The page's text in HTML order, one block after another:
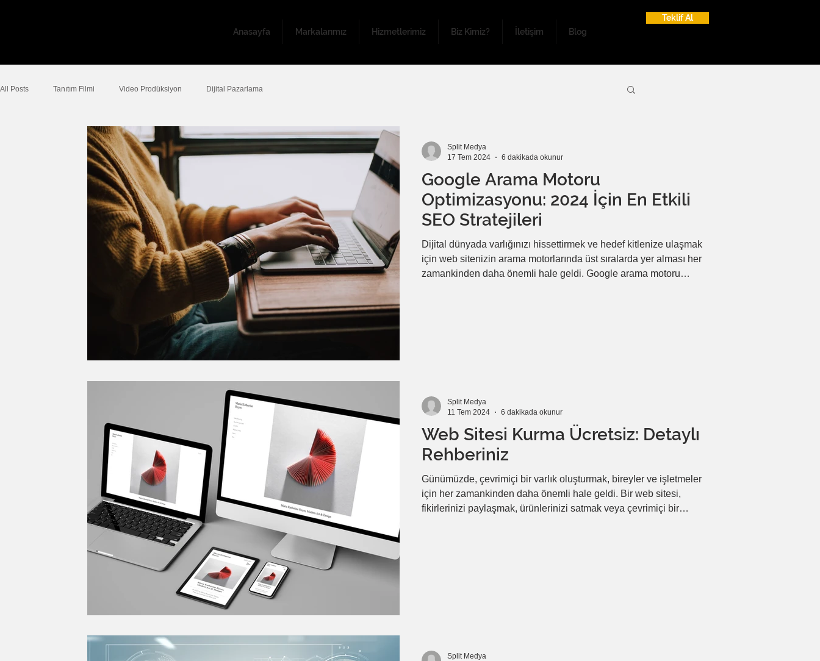
Anasayfa Markalarımız Hizmetlerimiz Biz Kimiz? İletişim Blog
Teklif Al
All Posts Tanıtım Filmi Video Prodüksiyon Dijital Pazarlama
Google Arama Motoru
Optimizasyonu: 2024 İçin En Etkili
SEO Stratejileri
Dijital dünyada varlığınızı hissettirmek ve hedef kitlenize ulaşmak
için web sitenizin arama motorlarında üst sıralarda yer alması her
zamankinden daha önemli hale geldi. Google arama motoru
Split Medya
17 Tem 2024
6 dakikada okunur
Web Sitesi Kurma Ücretsiz: Detaylı
Rehberiniz
Günümüzde, çevrimiçi bir varlık oluşturmak, bireyler ve işletmeler
için her zamankinden daha önemli hale geldi. Bir web sitesi,
fikirlerinizi paylaşmak, ürünlerinizi satmak veya çevrimiçi bir
Split Medya
11 Tem 2024
6 dakikada okunur
Split Medya